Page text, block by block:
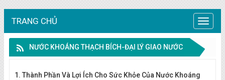
TRANG CHỦ
Trang
chủ
NƯỚC KHOÁNG THẠCH BÍCH-ĐẠI LÝ GIAO NƯỚC
1. Thành Phần Và Lợi Ích Cho Sức Khỏe Của Nước Khoáng